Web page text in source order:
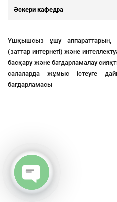
Әскери кафедра
Ұшқышсыз ұшу аппараттарын,
(заттар интернеті) және
басқару және бағдарламалау
салаларда жұмыс істеуге
бағдарламасы